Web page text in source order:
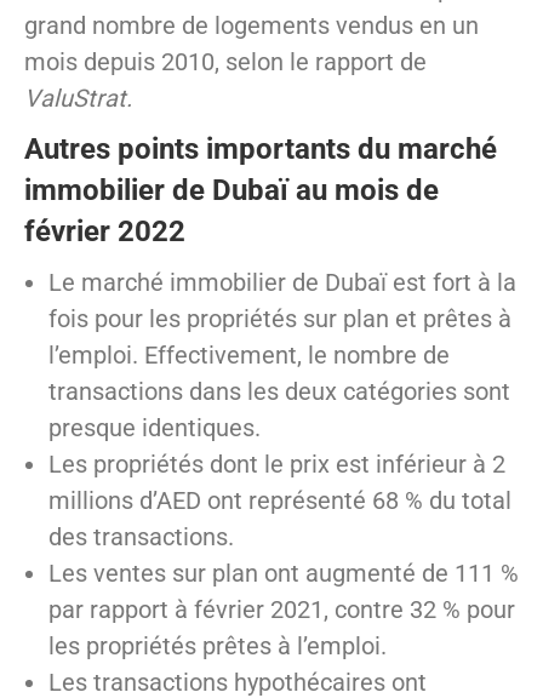
grand nombre de logements vendus en un
mois depuis 2010, selon le rapport de
ValuStrat.
Autres points importants du marché
immobilier de Dubaï au mois de
février 2022
Le marché immobilier de Dubaï est fort à la
fois pour les propriétés sur plan et prêtes à
l’emploi. Effectivement, le nombre de
transactions dans les deux catégories sont
presque identiques.
Les propriétés dont le prix est inférieur à 2
millions d’AED ont représenté 68 % du total
des transactions.
Les ventes sur plan ont augmenté de 111 %
par rapport à février 2021, contre 32 % pour
les propriétés prêtes à l’emploi.
Les transactions hypothécaires ont